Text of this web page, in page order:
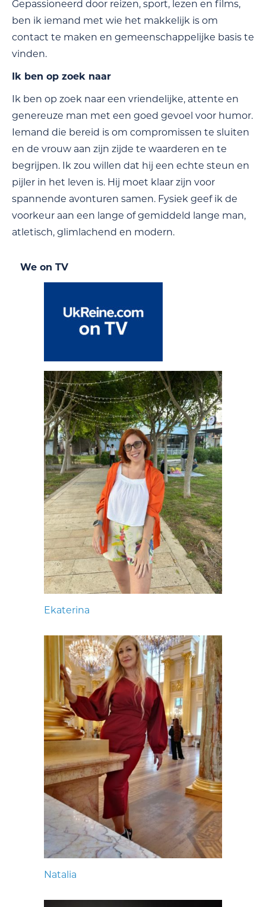
Gepassioneerd door reizen, sport, lezen en films,
ben ik iemand met wie het makkelijk is om
contact te maken en gemeenschappelijke basis te
vinden.
Ik ben op zoek naar
Ik ben op zoek naar een vriendelijke, attente en
genereuze man met een goed gevoel voor humor.
Iemand die bereid is om compromissen te sluiten
en de vrouw aan zijn zijde te waarderen en te
begrijpen. Ik zou willen dat hij een echte steun en
pijler in het leven is. Hij moet klaar zijn voor
spannende avonturen samen. Fysiek geef ik de
voorkeur aan een lange of gemiddeld lange man,
atletisch, glimlachend en modern.
We on TV
Ekaterina
Natalia